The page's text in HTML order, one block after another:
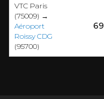
VTC Paris
(75009) →
Aéroport
Roissy CDG
(95700)
69